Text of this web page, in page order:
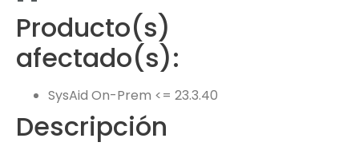
Producto(s)
afectado(s):
SysAid On-Prem <= 23.3.40
Descripción